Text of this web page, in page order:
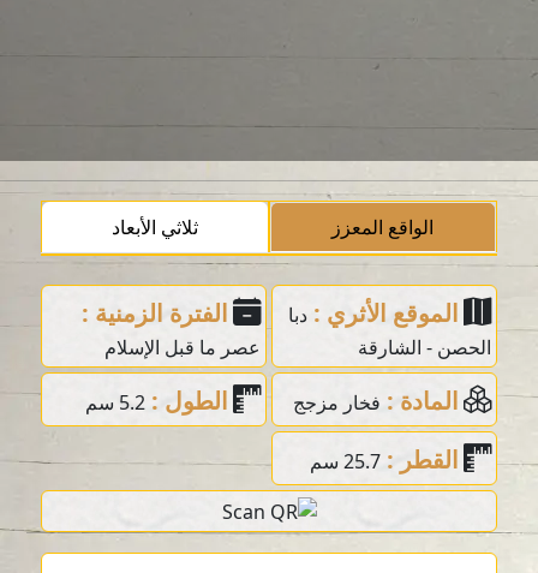
الواقع المعزز ثلاثي الأبعاد
الموقع الأثري : دبا
الحصن - الشارقة
الفترة الزمنية :
عصر ما قبل الإسلام
المادة : فخار مزجج الطول : 5.2 سم
القطر : 25.7 سم